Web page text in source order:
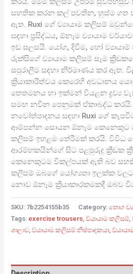
සහතික කරන කල් පවතින, හුස්ම ගත
ඇත. Ruxi ගේ ව්‍යායාම කලිසම්
සඳහා ප්‍රසිද්ධය, ඕනෑම ව්‍යායාම
ඉඩ සලසයි. යෝග, දිවීම, හෝ ව්‍යායාම්
රුක්සිගේ ව්‍යායාම කලිසම් සෑම
සපුරාලීම සඳහා නිර්මාණය කර ඇත.
ක්‍රියාකාරීත්වය කෙරෙහි අවධානය
තෙතමනය හා ඉක්මන් වියළන ද්‍රව්‍ය
සමඟ නවීන පෙනුමක් ඒකාබද්ධ
නවෝත්පාදනය සඳහා Ruxi ගේ
ආම්පන්න සොයන ඕනෑම කෙනෙකුට
කලිසම් ඉහළම තේරීමක් කරයි. විවිධ
ආරම්භකයින්ගේ සිට පළපුරුදු ක්‍රීඩක
කෙනෙකුටම විකල්පයක් ඇති බව සහතික
කලිසම් ඔබගේ යෝග්‍යතා ඉලක්ක
නොව ඕනෑම ක්‍රියාකාරකමකදී ඔබව
SKU: 7b2254155b35 Category:තොග
Tags: exercise trousers ,ව්යායාම කලිසම් ,
ශාලාව ,ව්යායාම කලිසම් නිෂ්පාදකයා ,